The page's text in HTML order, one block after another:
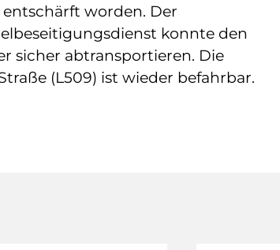
worden. Der
konnte den
sicher abtransportieren. Die
(L509) ist wieder befahrbar.